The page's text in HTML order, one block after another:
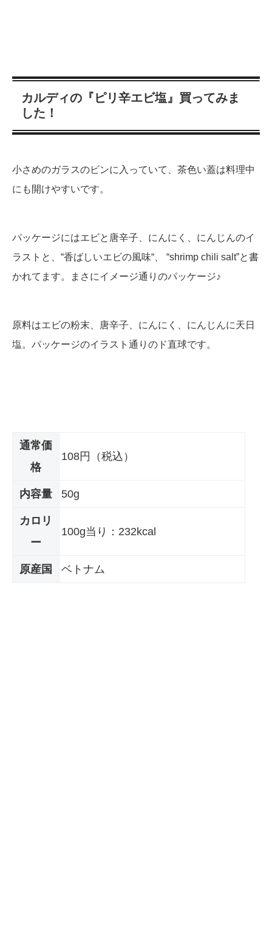
カルディの『ピリ辛エビ塩』買ってみま
した！
小さめのガラスのビンに入っていて、茶色い蓋は料理中
にも開けやすいです。
パッケージにはエビと唐辛子、にんにく、にんじんのイ
ラストと、 “香ばしいエビの風味“、 “shrimp chili salt”と書
かれてます。まさにイメージ通りのパッケージ♪
原料はエビの粉末、唐辛子、にんにく、にんじんに天日
塩。パッケージのイラスト通りのド直球です。
通常価
格
108円（税込）
内容量 50g
カロリ
ー
100g当り：232kcal
原産国 ベトナム